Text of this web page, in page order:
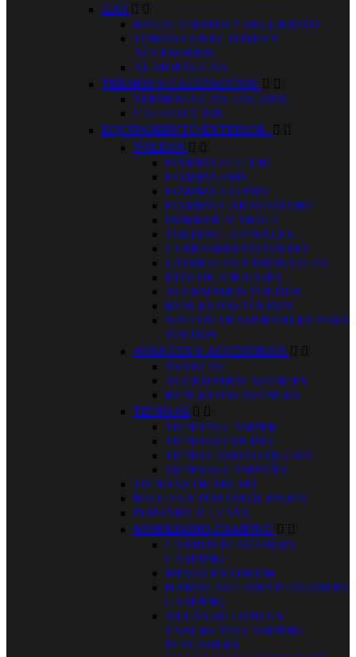
GAS  
REGULADORES Y SEGURIDAD
TOMAS CONECTORES Y
ACCESORIOS
ALARMAS GAS
TERMOS Y CALEFACCION  
TERMOS A GAS, 12V, 220V
CALEFACCION
EQUIPAMIENTO EXTERIOR.  
TOLDOS  
FIAMMA F45 / F40
FIAMMA F80S
FIAMMA F35 PRO
FIAMMA CARAVASTORE
DOMETIC Y TRULE
TOLDOS LATERALES
CERRAMIENTO TOLDO
LATERALES Y FRONTALES
KITS DE ANCLAJES
ACCESORIOS TOLDOS
REPUESTOS TOLDOS
SUELOS TRASPIRABLES PARA
TOLDOS
AVANCES Y ACCESORIOS  
AVANCES
ACCESORIOS AVANCES
REPUESTOS AVANCES
TIENDAS  
TIENDAS CAMPER
TIENDAS COCINA
TIENDA ASEO O DUCHA
TIENDAS CAMPAÑA
TIENDAS DE TECHO
BAULES Y PORTAEQUIPAJES
PORTABICICLETAS
MOBILIARIO CAMPING  
CARROS PLEGABLES
CAMPING
MESAS EXTERIOR
HAMACAS CAMA PLEGABLES
CAMPING
SILLAS SILLONES Y
TABURETES CAMPING
PLEGABLES